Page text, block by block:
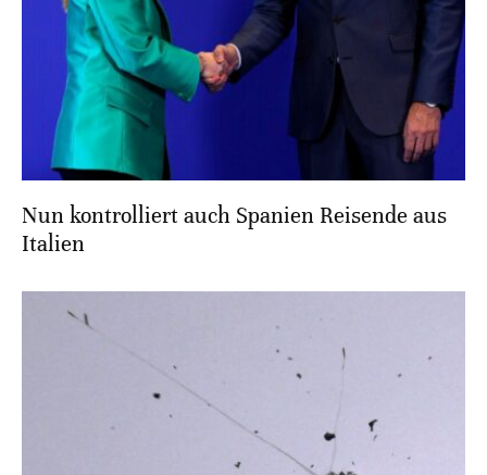
Nun kontrolliert auch Spanien Reisende aus
Italien